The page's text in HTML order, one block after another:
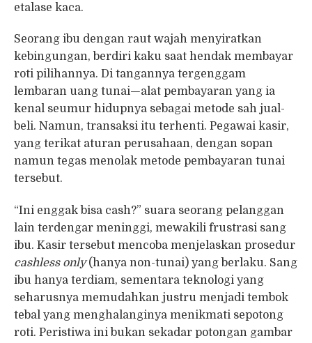
etalase kaca.
Seorang ibu dengan raut wajah menyiratkan
kebingungan, berdiri kaku saat hendak membayar
roti pilihannya. Di tangannya tergenggam
lembaran uang tunai—alat pembayaran yang ia
kenal seumur hidupnya sebagai metode sah jual-
beli. Namun, transaksi itu terhenti. Pegawai kasir,
yang terikat aturan perusahaan, dengan sopan
namun tegas menolak metode pembayaran tunai
tersebut.
“Ini enggak bisa cash?” suara seorang pelanggan
lain terdengar meninggi, mewakili frustrasi sang
ibu. Kasir tersebut mencoba menjelaskan prosedur
cashless only(hanya non-tunai) yang berlaku. Sang
ibu hanya terdiam, sementara teknologi yang
seharusnya memudahkan justru menjadi tembok
tebal yang menghalanginya menikmati sepotong
roti. Peristiwa ini bukan sekadar potongan gambar